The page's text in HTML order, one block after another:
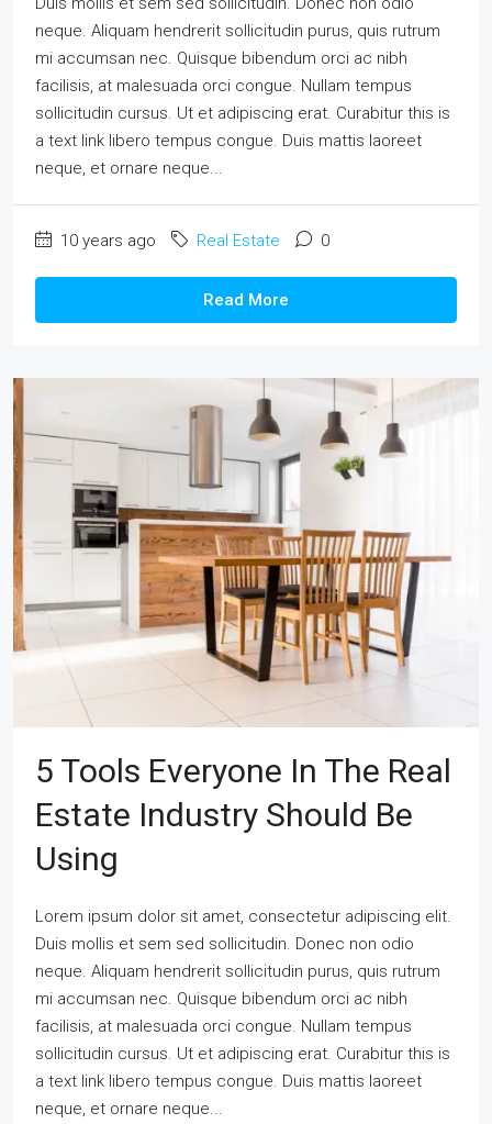
neque. Aliquam hendrerit sollicitudin purus, quis rutrum
mi accumsan nec. Quisque bibendum orci ac nibh
facilisis, at malesuada orci congue. Nullam tempus
sollicitudin cursus. Ut et adipiscing erat. Curabitur this is
a text link libero tempus congue. Duis mattis laoreet
neque, et ornare neque...
10 years ago Real Estate 0
Read More
5 Tools Everyone In The Real
Estate Industry Should Be
Using
Lorem ipsum dolor sit amet, consectetur adipiscing elit.
Duis mollis et sem sed sollicitudin. Donec non odio
neque. Aliquam hendrerit sollicitudin purus, quis rutrum
mi accumsan nec. Quisque bibendum orci ac nibh
facilisis, at malesuada orci congue. Nullam tempus
sollicitudin cursus. Ut et adipiscing erat. Curabitur this is
a text link libero tempus congue. Duis mattis laoreet
neque, et ornare neque...